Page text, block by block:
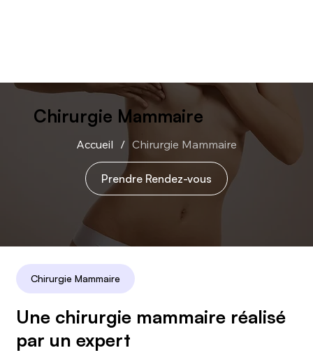
Chirurgie Mammaire
Accueil / Chirurgie Mammaire
Prendre Rendez-vous
Chirurgie Mammaire
Une chirurgie mammaire réalisé
par un expert